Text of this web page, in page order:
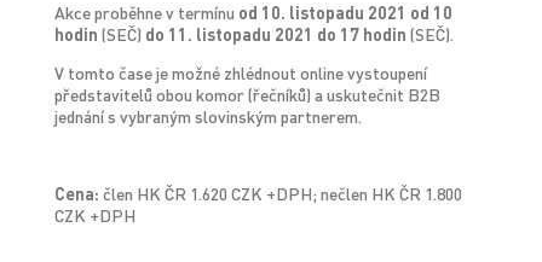
Akce proběhne v termínu od 10. listopadu 2021 od 10
hodin (SEČ) do 11. listopadu 2021 do 17 hodin (SEČ).
V tomto čase je možné zhlédnout online vystoupení
představitelů obou komor (řečníků) a uskutečnit B2B
jednání s vybraným slovinským partnerem.
Cena: člen HK ČR 1.620 CZK +DPH; nečlen HK ČR 1.800
CZK +DPH